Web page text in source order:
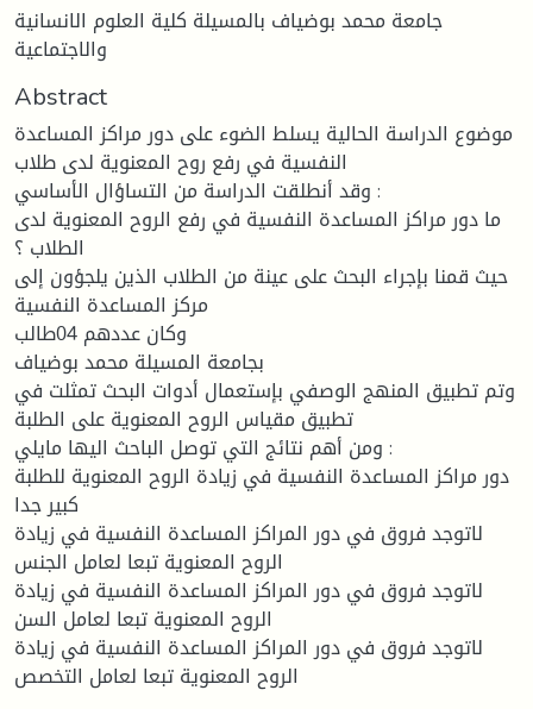
جامعة محمد بوضياف بالمسيلة كلية العلوم الانسانية
والاجتماعية
Abstract
موضوع الدراسة الحالية يسلط الضوء على دور مراكز المساعدة
النفسية في رفع روح المعنوية لدى طلاب
وقد أنطلقت الدراسة من التساؤال الأساسي :
ما دور مراكز المساعدة النفسية في رفع الروح المعنوية لدى
الطلاب ؟
حيث قمنا بإجراء البحث على عينة من الطلاب الذين يلجؤون إلى
مركز المساعدة النفسية
وكان عددهم 04طالب
بجامعة المسيلة محمد بوضياف
وتم تطبيق المنهج الوصفي بإستعمال أدوات البحث تمثلت في
تطبيق مقياس الروح المعنوية على الطلبة
ومن أهم نتائج التي توصل الباحث اليها مايلي :
دور مراكز المساعدة النفسية في زيادة الروح المعنوية للطلبة
كبير جدا
لاتوجد فروق في دور المراكز المساعدة النفسية في زيادة
الروح المعنوية تبعا لعامل الجنس
لاتوجد فروق في دور المراكز المساعدة النفسية في زيادة
الروح المعنوية تبعا لعامل السن
لاتوجد فروق في دور المراكز المساعدة النفسية في زيادة
الروح المعنوية تبعا لعامل التخصص